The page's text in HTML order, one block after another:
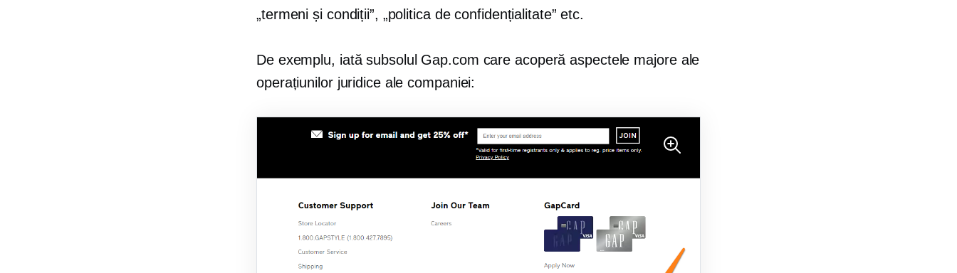
„termeni și condiții”, „politica de confidențialitate” etc.
De exemplu, iată subsolul Gap.com care acoperă aspectele majore ale
operațiunilor juridice ale companiei: